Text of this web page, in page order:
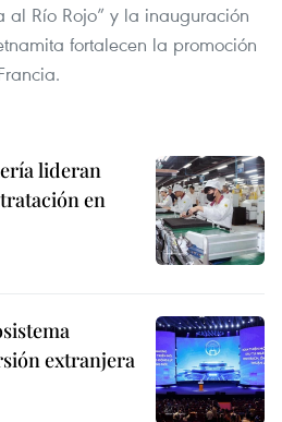
al Río Rojo” y la inauguración
fortalecen la promoción
lideran
en
extranjera